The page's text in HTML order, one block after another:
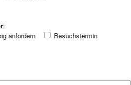
:
anfordern
Besuchstermin